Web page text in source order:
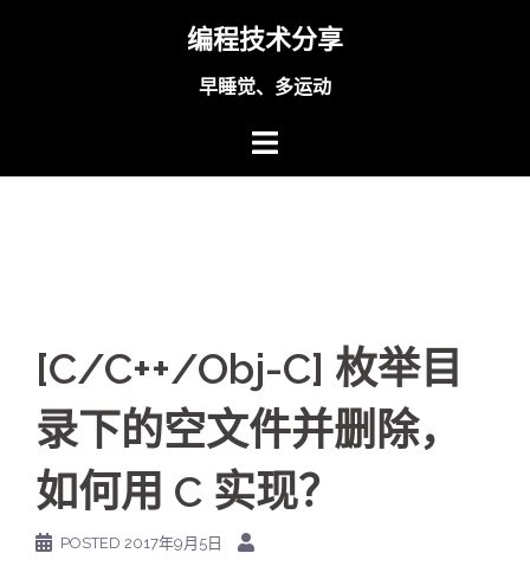
编程技术分享
早睡觉、多运动
[C/C++/Obj-C] 枚举目
录下的空文件并删除，
如何用 C 实现？
POSTED 2017年9月5日